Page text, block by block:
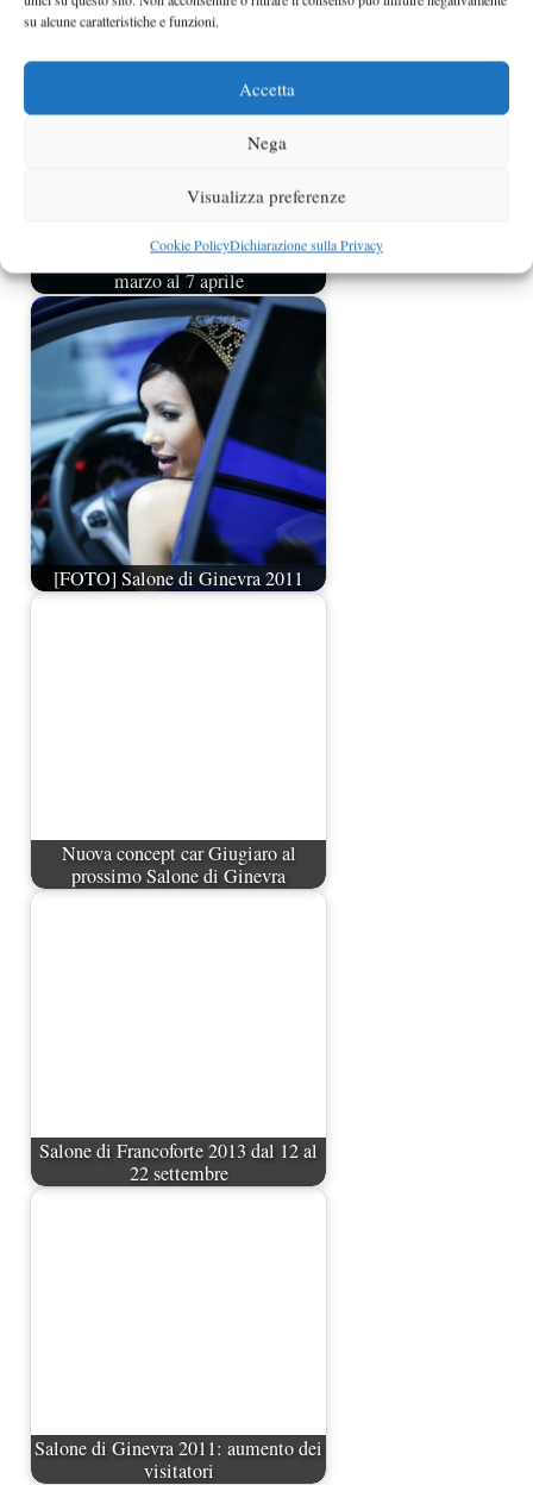
su alcune caratteristiche e funzioni.
Accetta
Nega
Visualizza preferenze
Cookie PolicyDichiarazione sulla Privacy
Salone di New York 2013 dal 29
marzo al 7 aprile
[FOTO] Salone di Ginevra 2011
Nuova concept car Giugiaro al
prossimo Salone di Ginevra
Salone di Francoforte 2013 dal 12 al
22 settembre
Salone di Ginevra 2011: aumento dei
visitatori